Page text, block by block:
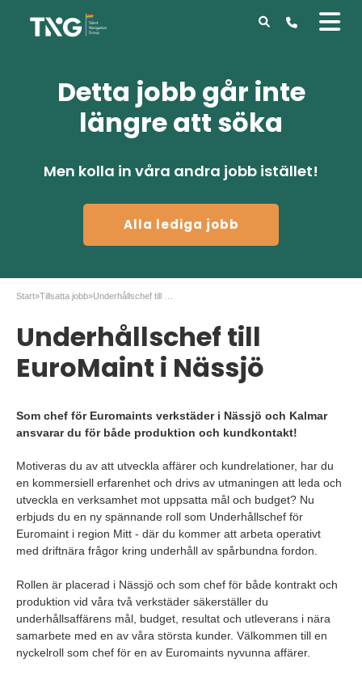
Detta jobb går inte
längre att söka
Men kolla in våra andra jobb istället!
Alla lediga jobb
Start»Tillsatta jobb»
Underhållschef till
EuroMaint i Nässjö
Som chef för Euromaints verkstäder i Nässjö och Kalmar
ansvarar du för både produktion och kundkontakt!
Motiveras du av att utveckla affärer och kundrelationer, har du
en kommersiell erfarenhet och drivs av utmaningen att leda och
utveckla en verksamhet mot uppsatta mål och budget? Nu
erbjuds du en ny spännande roll som Underhållschef för
Euromaint i region Mitt - där du kommer att arbeta operativt
med driftnära frågor kring underhåll av spårbundna fordon.
Rollen är placerad i Nässjö och som chef för både kontrakt och
produktion vid våra två verkstäder säkerställer du
underhållsaffärens mål, budget, resultat och utleverans i nära
samarbete med en av våra största kunder. Välkommen till en
nyckelroll som chef för en av Euromaints nyvunna affärer.